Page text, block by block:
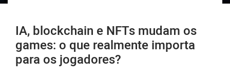
vietnamese
IA, blockchain e NFTs mudam os
games: o que realmente importa
para os jogadores?